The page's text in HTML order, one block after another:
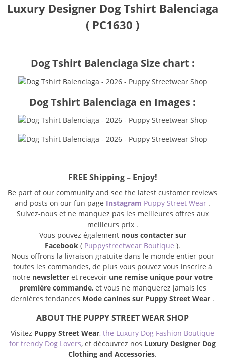
Luxury Designer Dog Tshirt Balenciaga
( PC1630 )
Dog Tshirt Balenciaga Size chart :
Dog Tshirt Balenciaga en Images :
FREE Shipping – Enjoy!
Be part of our community and see the latest customer reviews
and posts on our fun page Instagram Puppy Street Wear .
Suivez-nous et ne manquez pas les meilleures offres aux
meilleurs prix .
Vous pouvez également nous contacter sur
Facebook ( Puppystreetwear Boutique ).
Nous offrons la livraison gratuite dans le monde entier pour
toutes les commandes, de plus vous pouvez vous inscrire à
notre newsletter et recevoir une remise unique pour votre
première commande, et vous ne manquerez jamais les
dernières tendances Mode canines sur Puppy Street Wear .
ABOUT THE PUPPY STREET WEAR SHOP
Visitez Puppy Street Wear, the Luxury Dog Fashion Boutique
for trendy Dog Lovers, et découvrez nos Luxury Designer Dog
Clothing and Accessories.